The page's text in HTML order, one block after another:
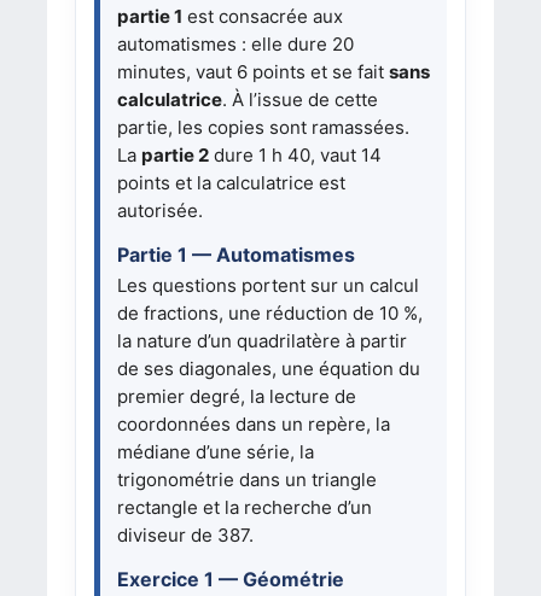
partie 1 est consacrée aux
automatismes : elle dure 20
minutes, vaut 6 points et se fait sans
calculatrice. À l’issue de cette
partie, les copies sont ramassées.
La partie 2dure 1 h 40, vaut 14
points et la calculatrice est
autorisée.
Partie 1 — Automatismes
Les questions portent sur un calcul
de fractions, une réduction de 10 %,
la nature d’un quadrilatère à partir
de ses diagonales, une équation du
premier degré, la lecture de
coordonnées dans un repère, la
médiane d’une série, la
trigonométrie dans un triangle
rectangle et la recherche d’un
diviseur de 387.
Exercice 1 — Géométrie